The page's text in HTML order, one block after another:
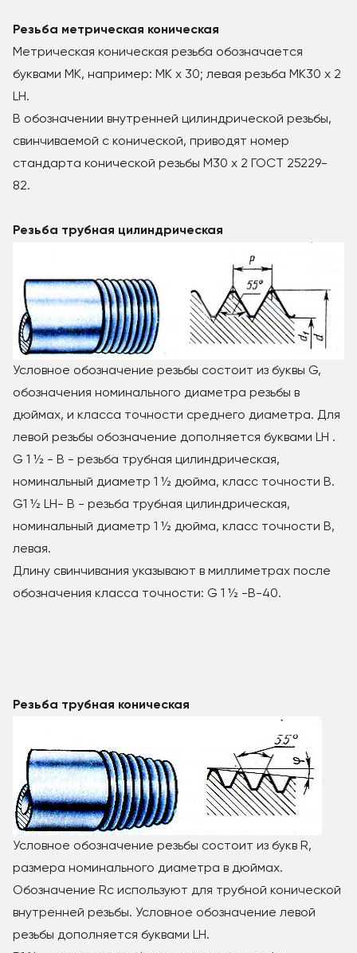
Резьба метрическая коническая
Метрическая коническая резьба обозначается
буквами МК, например: МК x 30; левая резьба МК30 x 2
LH.
В обозначении внутренней цилиндрической резьбы,
свинчиваемой с конической, приводят номер
стандарта конической резьбы М30 x 2 ГОСТ 25229-
82.
Резьба трубная цилиндрическая
Условное обозначение резьбы состоит из буквы G,
обозначения номинального диаметра резьбы в
дюймах, и класса точности среднего диаметра. Для
левой резьбы обозначение дополняется буквами LH .
G 1 ½ - В - резьба трубная цилиндрическая,
номинальный диаметр 1 ½ дюйма, класс точности В.
G1 ½ LH- В - резьба трубная цилиндрическая,
номинальный диаметр 1 ½ дюйма, класс точности В,
левая.
Длину свинчивания указывают в миллиметрах после
обозначения класса точности: G 1 ½ -В-40.
Резьба трубная коническая
Условное обозначение резьбы состоит из букв R,
размера номинального диаметра в дюймах.
Обозначение Rc используют для трубной конической
внутренней резьбы. Условное обозначение левой
резьбы дополняется буквами LH.